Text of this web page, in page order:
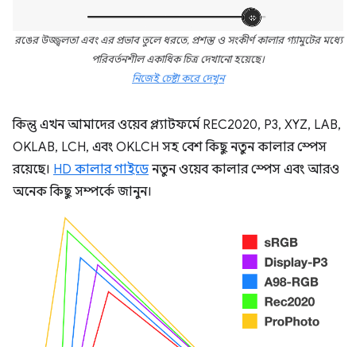
রঙের উজ্জ্বলতা এবং এর প্রভাব তুলে ধরতে, প্রশস্ত ও সংকীর্ণ কালার গ্যামুটের মধ্যে
পরিবর্তনশীল একাধিক চিত্র দেখানো হয়েছে।
নিজেই চেষ্টা করে দেখুন
কিন্তু এখন আমাদের ওয়েব প্ল্যাটফর্মে REC2020, P3, XYZ, LAB,
OKLAB, LCH, এবং OKLCH সহ বেশ কিছু নতুন কালার স্পেস
রয়েছে। HD কালার গাইডেনতুন ওয়েব কালার স্পেস এবং আরও
অনেক কিছু সম্পর্কে জানুন।